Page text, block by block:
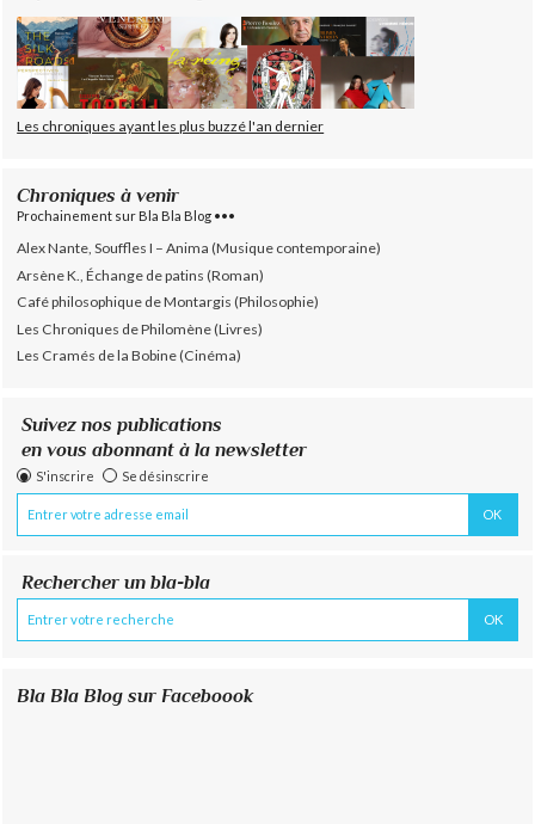
Les chroniques ayant les plus buzzé l'an dernier
Chroniques à venir
Prochainement sur Bla Bla Blog •••
Alex Nante, Souffles I – Anima (Musique contemporaine)
Arsène K., Échange de patins (Roman)
Café philosophique de Montargis (Philosophie)
Les Chroniques de Philomène (Livres)
Les Cramés de la Bobine (Cinéma)
Suivez nos publications
en vous abonnant à la newsletter
S'inscrire Se désinscrire
Rechercher un bla-bla
Bla Bla Blog sur Faceboook